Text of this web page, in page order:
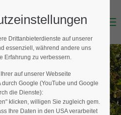
Menu
FINDEN
Fachbetrieb in Ihrer
Drittanbieterdienste auf unserer
essenziell, während andere uns
Erfahrung zu verbessern.
auf unserer Webseite
Google (YouTube und Google
die Dienste):
klicken, willigen Sie zugleich gem.
Ihre Daten in den USA verarbeitet